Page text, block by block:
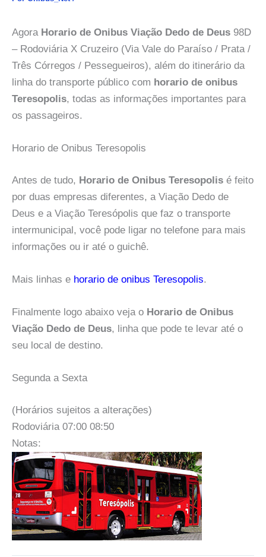
Agora Horario de Onibus Viação Dedo de Deus 98D
– Rodoviária X Cruzeiro (Via Vale do Paraíso / Prata /
Três Córregos / Pessegueiros), além do itinerário da
linha do transporte público com horario de onibus
Teresopolis, todas as informações importantes para
os passageiros.
Horario de Onibus Teresopolis
Antes de tudo, Horario de Onibus Teresopolis é feito
por duas empresas diferentes, a Viação Dedo de
Deus e a Viação Teresópolis que faz o transporte
intermunicipal, você pode ligar no telefone para mais
informações ou ir até o guichê.
Mais linhas e horario de onibus Teresopolis.
Finalmente logo abaixo veja o Horario de Onibus
Viação Dedo de Deus, linha que pode te levar até o
seu local de destino.
Segunda a Sexta
(Horários sujeitos a alterações)
Rodoviária 07:00 08:50
Notas: